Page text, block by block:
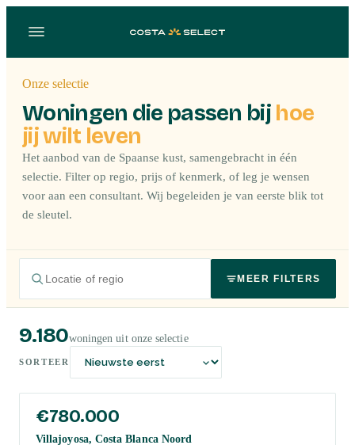
Onze selectie
Woningen die passen bij hoe
jij wilt leven
Het aanbod van de Spaanse kust, samengebracht in één
selectie. Filter op regio, prijs of kenmerk, of leg je wensen
voor aan een consultant. Wij begeleiden je van eerste blik tot
de sleutel.
MEER FILTERS
9.180woningen uit onze selectie
SORTEER
€780.000
Villajoyosa, Costa Blanca Noord